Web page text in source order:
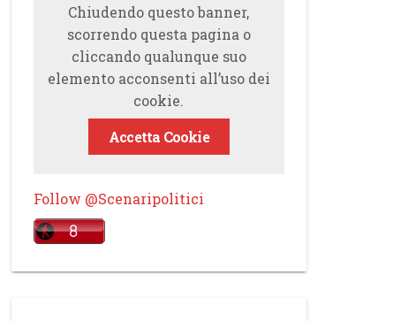
Chiudendo questo banner,
scorrendo questa pagina o
cliccando qualunque suo
elemento acconsenti all’uso dei
cookie.
Accetta Cookie
Follow @Scenaripolitici